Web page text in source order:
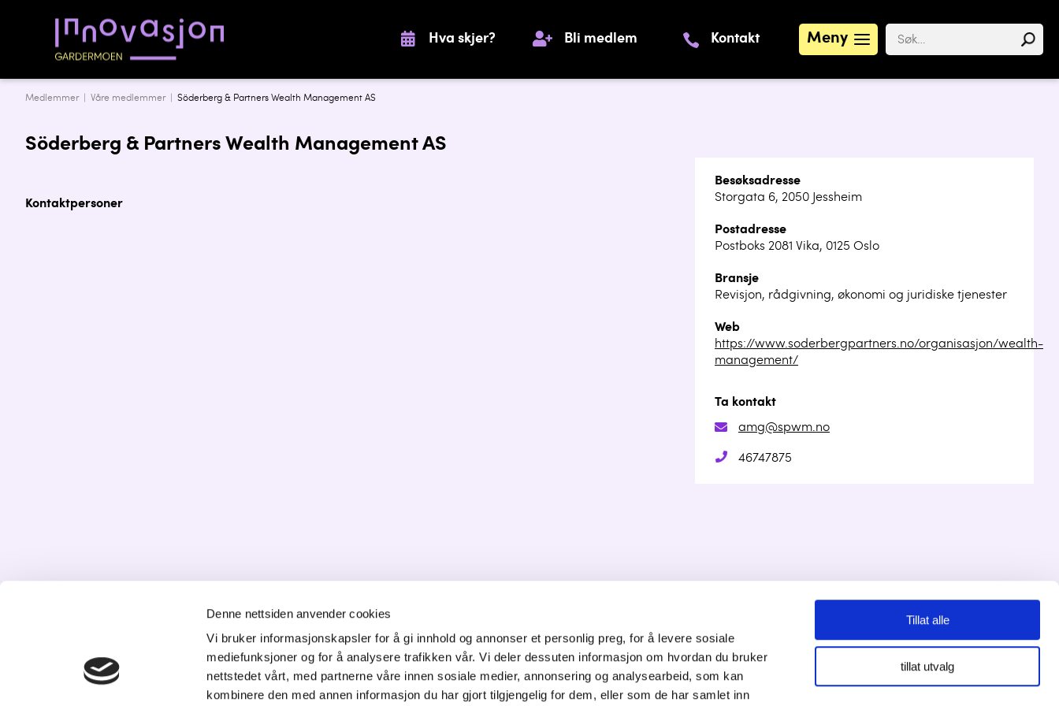
Denne nettsiden anvender cookies
Vi bruker informasjonskapsler for å gi innhold og annonser et personlig preg, for å levere sosiale
mediefunksjoner og for å analysere trafikken vår. Vi deler dessuten informasjon om hvordan du bruker
nettstedet vårt, med partnerne våre innen sosiale medier, annonsering og analysearbeid, som kan
kombinere den med annen informasjon du har gjort tilgjengelig for dem, eller som de har samlet inn
Tillat alle
tillat utvalg
Meny
Hva skjer? Bli medlem Kontakt
Medlemmer | Våre medlemmer| Söderberg & Partners Wealth Management AS
Söderberg & Partners Wealth Management AS
Kontaktpersoner
Besøksadresse
Storgata 6, 2050 Jessheim
Postadresse
Postboks 2081 Vika, 0125 Oslo
Bransje
Revisjon, rådgivning, økonomi og juridiske tjenester
Web
https://www.soderbergpartners.no/organisasjon/wealth-
management/
Ta kontakt
amg@spwm.no
46747875
KONTAKT OSS Personvernserklæring
Cookies informasjon